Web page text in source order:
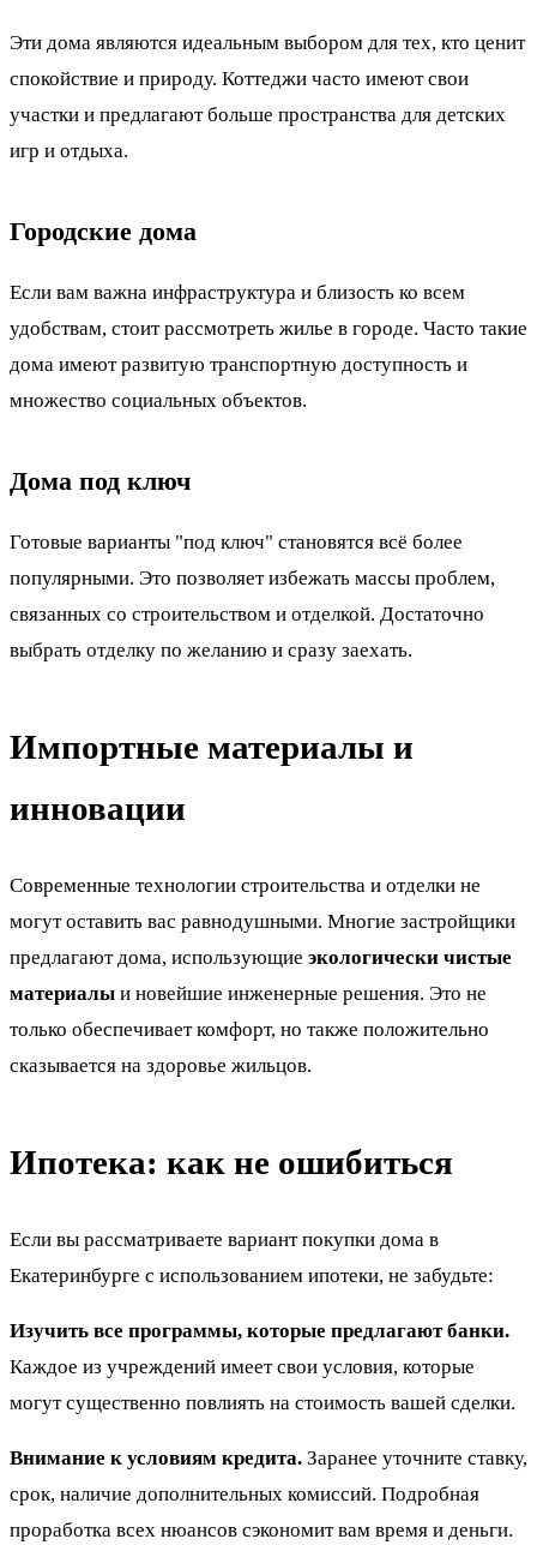
Эти дома являются идеальным выбором для тех, кто ценит
спокойствие и природу. Коттеджи часто имеют свои
участки и предлагают больше пространства для детских
игр и отдыха.
Городские дома
Если вам важна инфраструктура и близость ко всем
удобствам, стоит рассмотреть жилье в городе. Часто такие
дома имеют развитую транспортную доступность и
множество социальных объектов.
Дома под ключ
Готовые варианты "под ключ" становятся всё более
популярными. Это позволяет избежать массы проблем,
связанных со строительством и отделкой. Достаточно
выбрать отделку по желанию и сразу заехать.
Импортные материалы и
инновации
Современные технологии строительства и отделки не
могут оставить вас равнодушными. Многие застройщики
предлагают дома, использующие экологически чистые
материалы и новейшие инженерные решения. Это не
только обеспечивает комфорт, но также положительно
сказывается на здоровье жильцов.
Ипотека: как не ошибиться
Если вы рассматриваете вариант покупки дома в
Екатеринбурге с использованием ипотеки, не забудьте:
Изучить все программы, которые предлагают банки.
Каждое из учреждений имеет свои условия, которые
могут существенно повлиять на стоимость вашей сделки.
Внимание к условиям кредита. Заранее уточните ставку,
срок, наличие дополнительных комиссий. Подробная
проработка всех нюансов сэкономит вам время и деньги.